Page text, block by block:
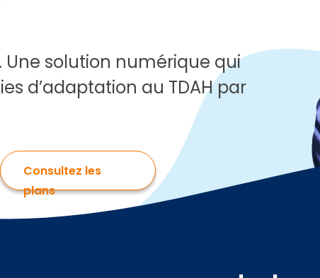
Une solution numérique qui
d’adaptation au TDAH par
Consultez les
plans